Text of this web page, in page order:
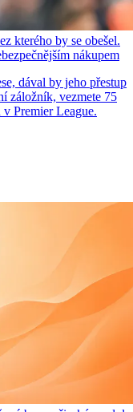
kterého by se obešel.
nákupem
dával by jeho přestup
záložník, vezmete 75
Premier League.